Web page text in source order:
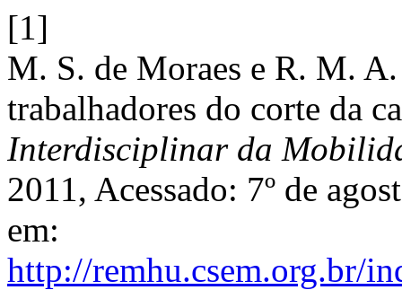
[1]
M. S. de Moraes e R. M.
trabalhadores do corte da
Interdisciplinar da
2011, Acessado: 7º de
em:
http://remhu.csem.org.br/